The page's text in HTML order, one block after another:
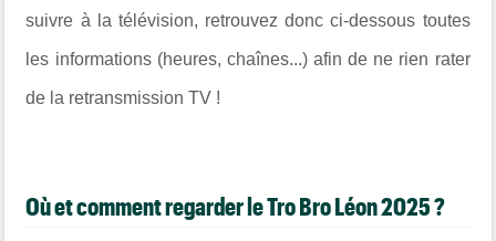
suivre à la télévision, retrouvez donc ci-dessous toutes
les informations (heures, chaînes...) afin de ne rien rater
de la retransmission TV !
Où et comment regarder le Tro Bro Léon 2025 ?